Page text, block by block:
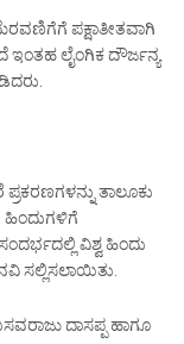
ಪಕ್ಷಾತೀತವಾಗಿ
ಲೈಂಗಿಕ ದೌರ್ಜನ್ಯ
ತಾಲೂಕು
ಹಿಂದುಗಳಿಗೆ
ವಿಶ್ವ ಹಿಂದು
ಸಲ್ಲಿಸಲಾಯಿತು.
ದಾಸಪ್ಪ ಹಾಗೂ